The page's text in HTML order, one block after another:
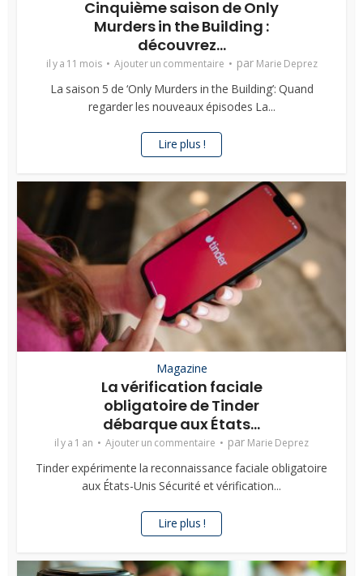
Cinquième saison de Only
Murders in the Building :
découvrez...
il y a 11 mois Ajouter un commentaire par Marie Deprez
La saison 5 de ‘Only Murders in the Building’: Quand
regarder les nouveaux épisodes La...
Lire plus !
Magazine
La vérification faciale
obligatoire de Tinder
débarque aux États...
il y a 1 an Ajouter un commentaire par Marie Deprez
Tinder expérimente la reconnaissance faciale obligatoire
aux États-Unis Sécurité et vérification...
Lire plus !